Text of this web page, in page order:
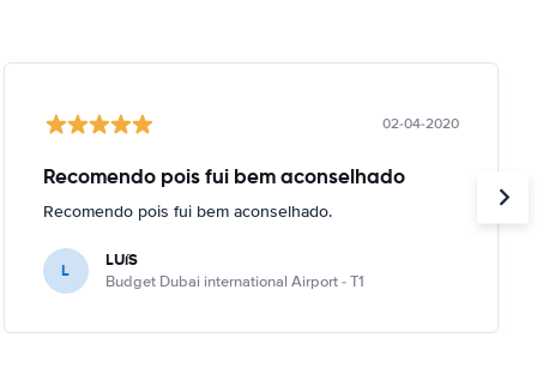
02-04-2020
Recomendo pois fui bem aconselhado
Recomendo pois fui bem aconselhado.
L LUíS
Budget Dubai international Airport - T1